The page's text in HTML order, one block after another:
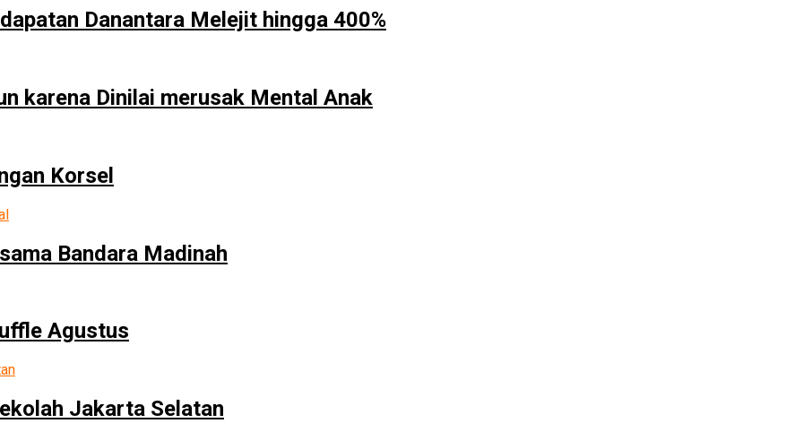
Danantara Melejit hingga 400%
karena Dinilai merusak Mental Anak
Korsel
Bandara Madinah
Agustus
Jakarta Selatan